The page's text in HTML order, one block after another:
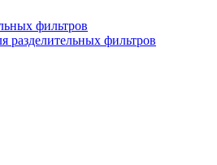
фильтров
разделительных фильтров